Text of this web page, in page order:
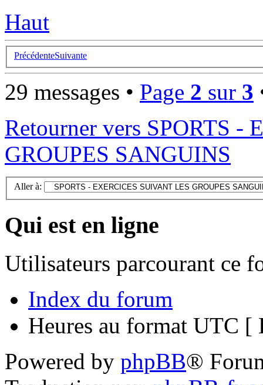
Haut
PrécédenteSuivante
29 messages • Page 2 sur 3
Retourner vers SPORTS -
GROUPES SANGUINS
Aller à:
Qui est en ligne
Utilisateurs parcourant ce
Index du forum
Heures au format UTC [
Powered by phpBB®